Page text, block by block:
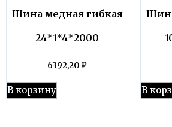
Шина медная гибкая
24*1*4*2000
6392,20 ₽
В корзину В